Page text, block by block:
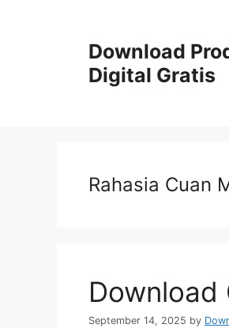
Download
Digital Gratis
Rahasia Cuan
Download
September 14, 2025 by